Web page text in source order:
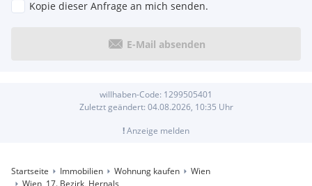
Kopie dieser Anfrage an mich senden.
E-Mail absenden
willhaben-Code: 1299505401
Zuletzt geändert: 04.08.2026, 10:35 Uhr
!Anzeige melden
Startseite Immobilien Wohnung kaufen
Wien
Wien, 17. Bezirk, Hernals